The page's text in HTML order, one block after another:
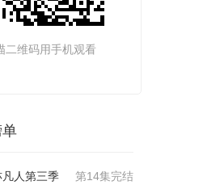
二维码用手机观看
单
第14集完结
凡人第三季